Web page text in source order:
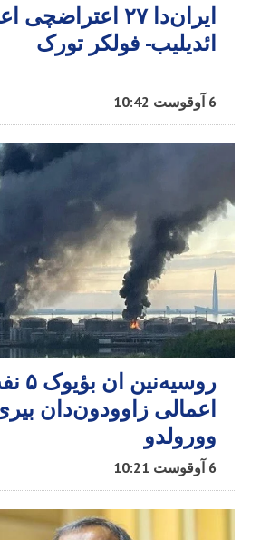
ایران‌دا ۲۷
ائدیلیب- فولکر تورک
6 آوقوست 10:42
اعمالی زاوودون‌دان
وورولدو
6 آوقوست 10:21